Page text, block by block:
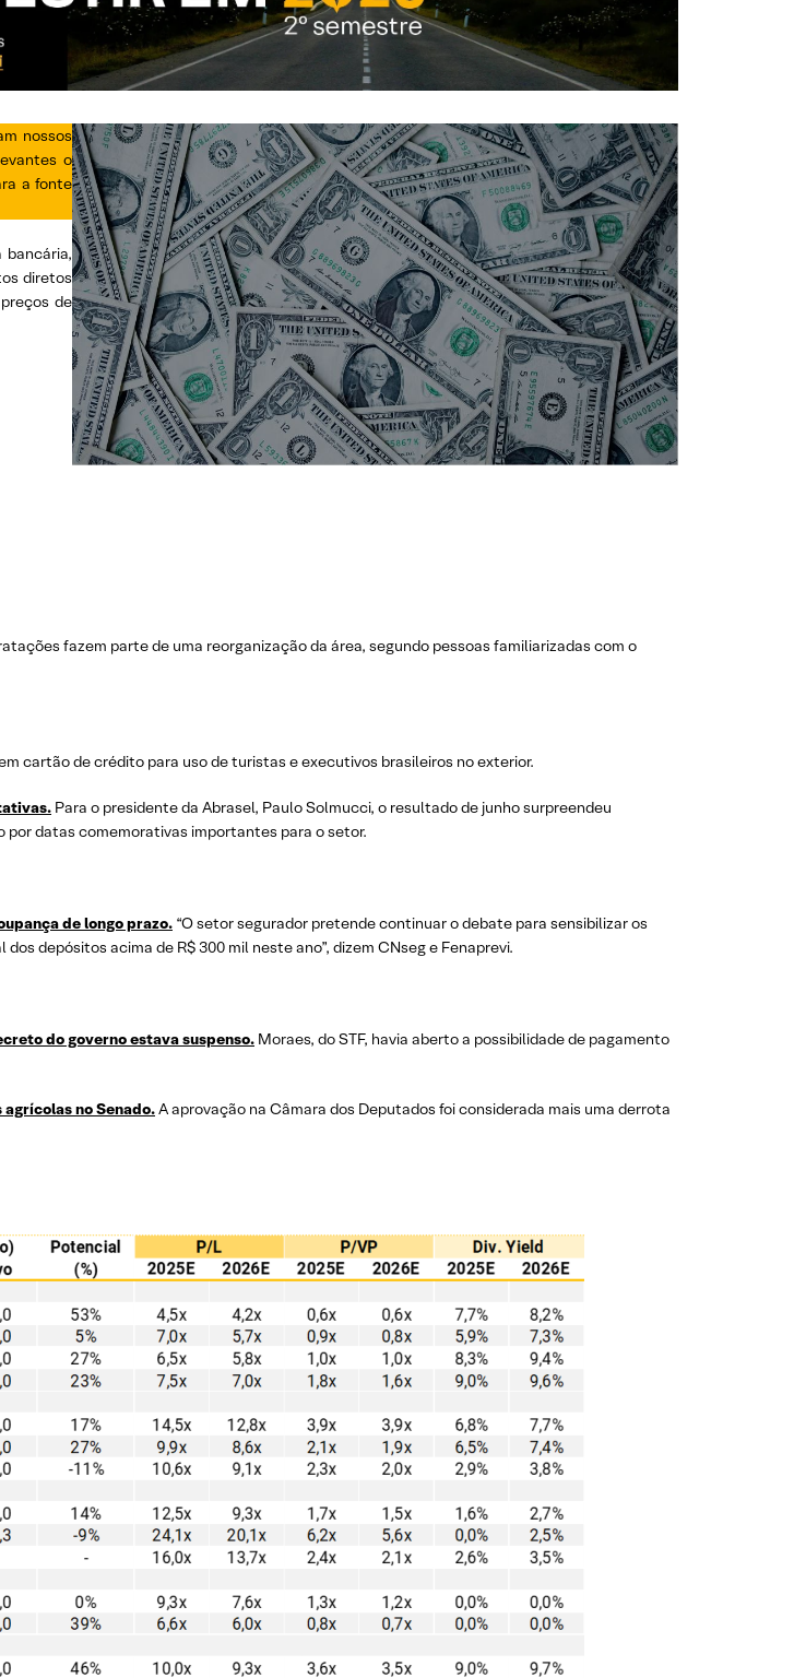
nossos
o
a fonte
bancária,
diretos
de
fazem parte de uma reorganização da área, segundo pessoas familiarizadas com o
cartão de crédito para uso de turistas e executivos brasileiros no exterior.
Para o presidente da Abrasel, Paulo Solmucci, o resultado de junho surpreendeu
datas comemorativas importantes para o setor.
de longo prazo. “O setor segurador pretende continuar o debate para sensibilizar os
depósitos acima de R$ 300 mil neste ano”, dizem CNseg e Fenaprevi.
do governo estava suspenso. Moraes, do STF, havia aberto a possibilidade de pagamento
no Senado.A aprovação na Câmara dos Deputados foi considerada mais uma derrota